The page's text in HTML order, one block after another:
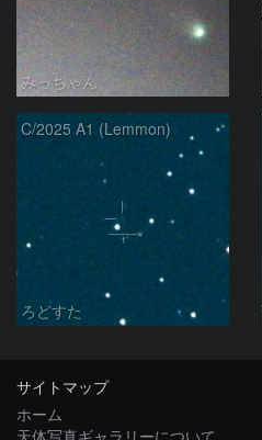
みっちゃん
C/2025 A1 (Lemmon)
ろどすた
サイトマップ
ホーム
天体写真ギャラリーについて